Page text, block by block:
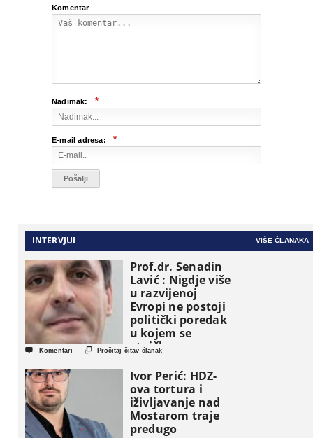
Komentar
Nadimak: *
E-mail adresa: *
INTERVJUI VIŠE ČLANAKA
Prof.dr. Senadin
Lavić : Nigdje više
u razvijenoj
Evropi ne postoji
politički poredak
u kojem se
etničke grupe
pojavljuju kao
osnovne
političke jedinice
 Komentari  Pročitaj čitav članak
Ivor Perić: HDZ-
ova tortura i
iživljavanje nad
Mostarom traje
predugo